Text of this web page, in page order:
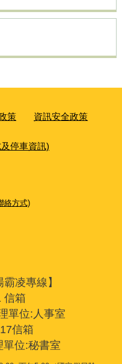
策 資訊安全政策
停車資訊)
絡方式)
凌專線】
信箱
單位:人事室
信箱
單位:秘書室